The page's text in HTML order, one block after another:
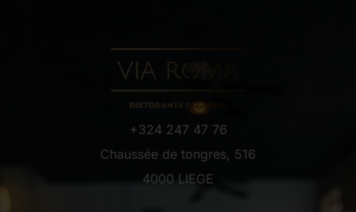
+324 247 47 76
Chaussée de tongres, 516
4000 LIEGE